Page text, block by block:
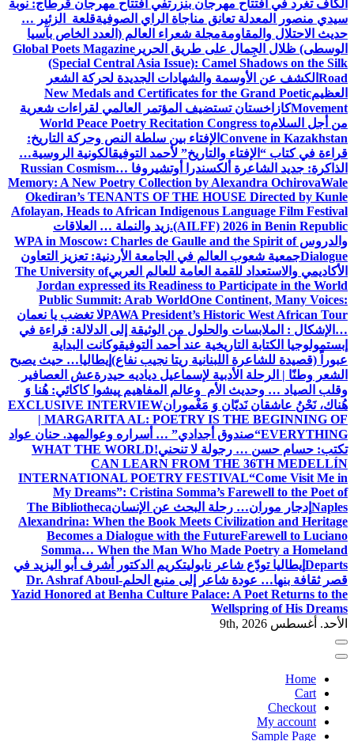
الكاف تغرد في افتتاح مهرجان بنزرتفي افتتاح مهرجان قرطاج: نوبة
سيدي منصور المعدلة تعانق مناجاة الراي الصوفيةقلعة الزئير …
حديث الاحتلال والمقاومةمجلة شعراء العالم (العدد الخاص بآسيا
الوسطى) ظلال الجِمال على طريق الحرير Global Poets Magazine
(Special Central Asia Issue): Camel Shadows on the Silk
Road الكشف عن الأوسمة والشهادات الجديدة لحركة الشعر
العظيمNew Medals and Certificates for the Grand Poetic
Movementكازاخستان تستضيف المؤتمر العالمي لقراءات شعرية
من أجل السلامWorld Peace Poetry Recitation Congress to
Convene in Kazakhstan الإفتاء بين سلطة النص وحركة التاريخ:
قراءة في كتاب “الإفتاء والتاريخ” لأحمد التوفيقالكونية الروسية…
الذاكرة: جديد الشاعرة ألكسندرا أوتشيروفا Russian Cosmism…
Memory: A New Poetry Collection by Alexandra OchirovaWale
Okediran’s TENANTS OF THE HOUSE Directed by Kunle
Afolayan, Heads to African Indigenous Language Film Festival
(AILFF) 2026 in Benin Republic. زيد والنملة … العلاقات
والدروسWPA in Moscow: Charles de Gaulle and the Spirit of
Dialogueجمعية شعوب العالم في الجامعة الأردنية: تعزيز التعاون
الأكاديمي والاستعداد للقمة العامة للعالم العربيThe University of
Jordan expressed its Readiness to Participate in the World
Public Summit: Arab WorldOne Continent, Many Voices:
PAWA President’s Historic West African Tourلا تغضب يا نعمان
…الإشكال : الملابسات والحلول من الوثيقة إلى الدلالة: قراءة في
إبستمولوجيا الكتابة التاريخية عند أحمد التوفيقوكانت البداية
عبوراً (قصيدة للشاعرة اللبنانية ريتا نجيب نفاع) إيطاليا… حيث يصبح
الشعر وطنًا | الرحلة الأدبية لإسماعيل دياديه حيدرةعش العصافير
وقلب الصياد … وحديث الأم وعالم المفاهيم پیشوا کاکائي: هُنا وَ
هُناك، نَحْنُ عاشقان نَديّان وَ مَغْمورانEXCLUSIVE INTERVIEW
| MARGARITA AL: POETRY IS THE BEGINNING OF
EVERYTHING“صندوق أجدادي” … أسراره وعوالمهد. حنان عواد
تكتب: حسام حسن … رجولة لا تنحني!WHAT THE WORLD
CAN LEARN FROM THE 36TH MEDELLÍN
INTERNATIONAL POETRY FESTIVAL“Come Visit Me in
My Dreams”: Cristina Somma’s Farewell to the Poet of
Naples إدجار موران… رحلة البحث عن الإنسانThe Bibliotheca
Alexandrina: When the Book Meets Civilization and Heritage
Becomes a Dialogue with the FutureFarewell to Luciano
Somma… When the Man Who Made Poetry a Homeland
Departs إيطاليا تودّع شاعر نابوليتكريم الدكتور أشرف أبو اليزيد في
قصر ثقافة بنها… عودة شاعر إلى منبع الحلمDr. Ashraf Aboul-
Yazid Honored at Benha Culture Palace: A Poet Returns to the
Wellspring of His Dreams
الأحد. أغسطس 9th, 2026
Home
Cart
Checkout
My account
Sample Page